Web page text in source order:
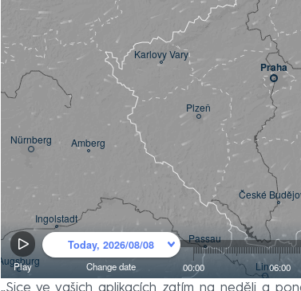
„Sice ve vašich aplikacích zatím na neděli a